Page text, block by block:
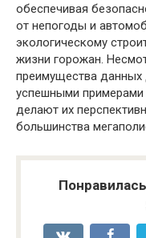
обеспечивая
от непогоды и
экологическому
жизни горожан.
преимущества
успешными примерами
делают их
большинства